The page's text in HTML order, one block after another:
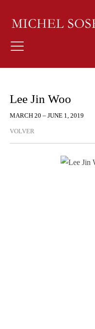
Lee Jin Woo
MARCH 20 – JUNE 1, 2019
VOLVER